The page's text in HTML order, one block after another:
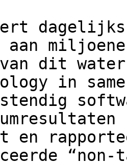
dit water
in
en